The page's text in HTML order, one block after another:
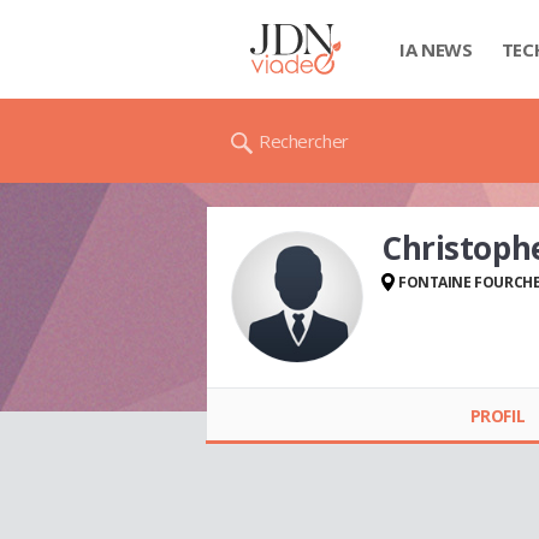
IA NEWS
Rechercher
FONTAINE
PROFIL